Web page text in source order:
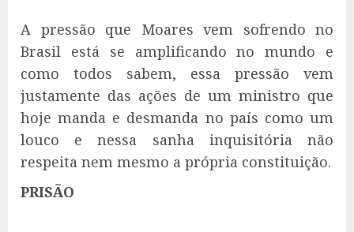
A pressão que Moares vem sofrendo no
Brasil está se amplificando no mundo e
como todos sabem, essa pressão vem
justamente das ações de um ministro que
hoje manda e desmanda no país como um
louco e nessa sanha inquisitória não
respeita nem mesmo a própria constituição.
PRISÃO